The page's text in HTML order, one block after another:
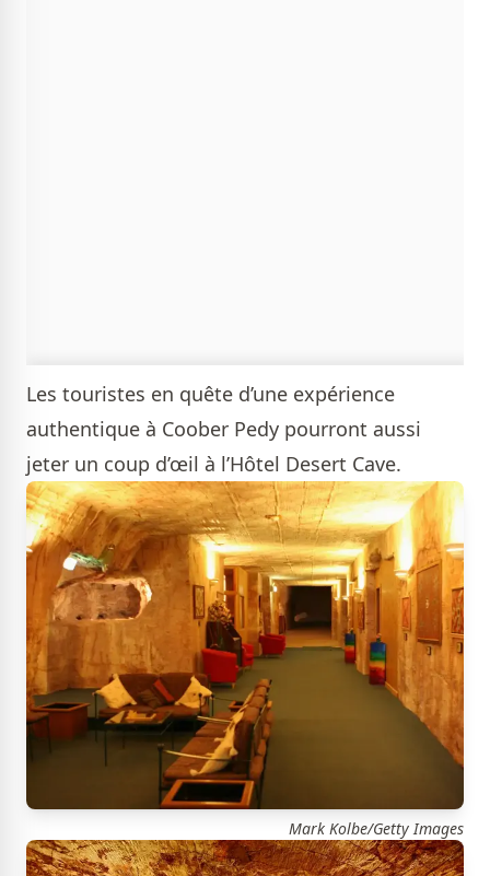
Les touristes en quête d’une expérience
authentique à Coober Pedy pourront aussi
jeter un coup d’œil à l’Hôtel Desert Cave.
Mark Kolbe/Getty Images